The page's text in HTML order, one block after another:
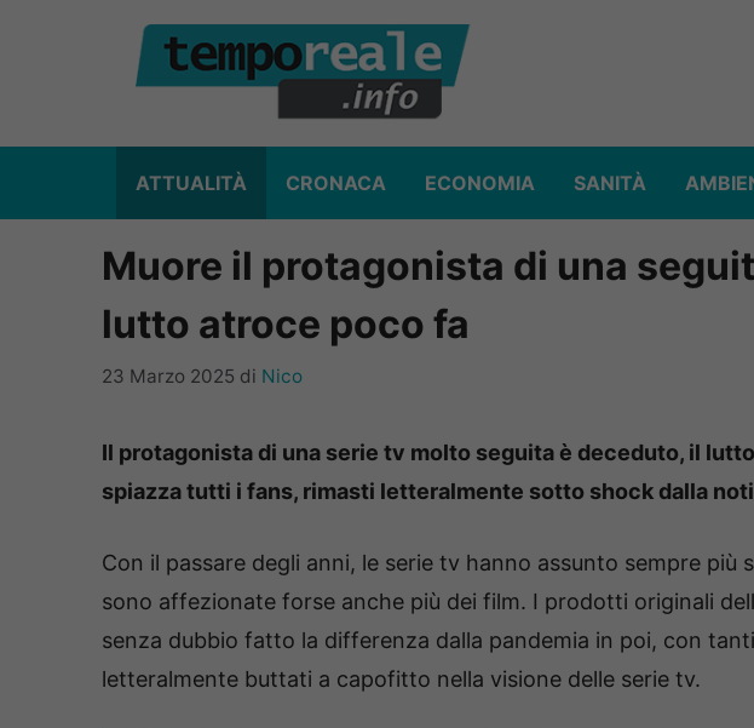
ATTUALITÀ CRONACA ECONOMIA SANITÀ
Muore il protagonista di una
lutto atroce poco fa
23 Marzo 2025 di Nico
Il protagonista di una serie tv molto seguita è deceduto, il
spiazza tutti i fans, rimasti letteralmente sotto shock dalla
Con il passare degli anni, le serie tv hanno assunto sempre più
sono affezionate forse anche più dei film. I prodotti originali
senza dubbio fatto la differenza dalla pandemia in poi, con
letteralmente buttati a capofitto nella visione delle serie tv.